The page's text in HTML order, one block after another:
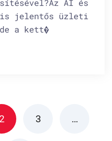
AI és
is jelentős üzleti
a kett�
2 3 …